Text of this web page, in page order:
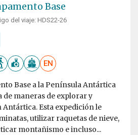
Base
del viaje: HDS22-26
EN
Base a la Península Antártica
maneras de explorar y
Esta expedición le
utilizar raquetas de nieve,
montañismo e incluso...